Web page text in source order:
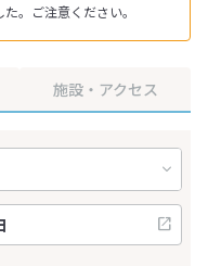
。ご注意ください。
施設・アクセス